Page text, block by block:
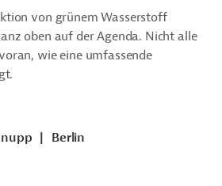
von grünem Wasserstoff
oben auf der Agenda. Nicht alle
wie eine umfassende
Berlin